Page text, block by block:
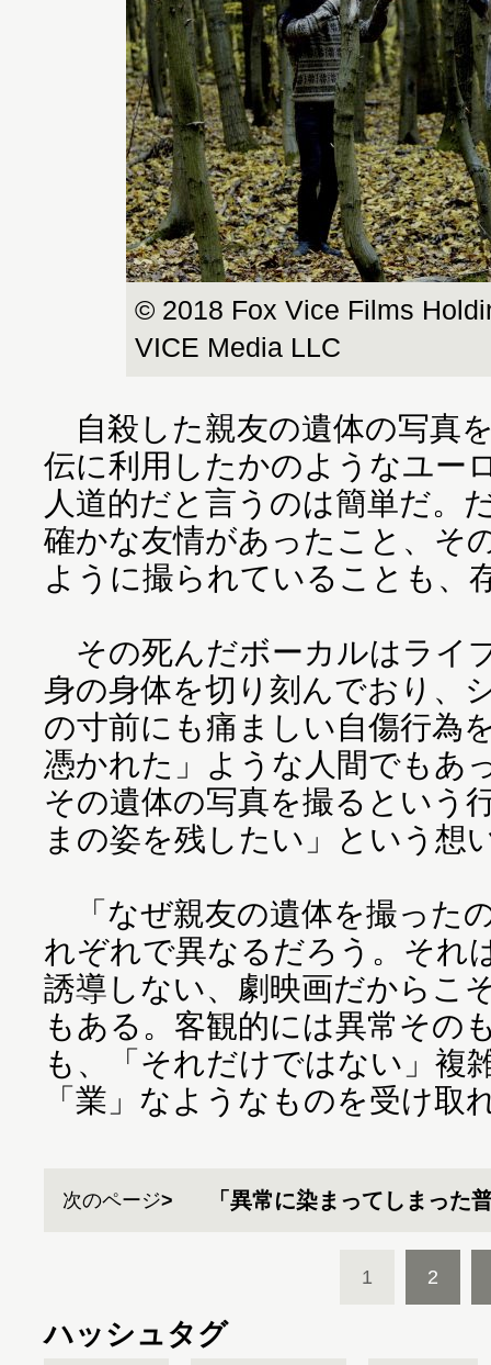
© 2018 Fox Vice Films
VICE Media LLC
自殺した親友の遺体の写真
伝に利用したかのようなユー
人道的だと言うのは簡単だ。
確かな友情があったこと、そ
ように撮られていることも、
その死んだボーカルはライ
身の身体を切り刻んでおり、
の寸前にも痛ましい自傷行為
憑かれた」ような人間でもあ
その遺体の写真を撮るという
まの姿を残したい」という想
「なぜ親友の遺体を撮った
れぞれで異なるだろう。それ
誘導しない、劇映画だからこ
もある。客観的には異常その
も、「それだけではない」複
「業」なようなものを受け取
次のページ 「異常に染まってしまった
1 2
ハッシュタグ